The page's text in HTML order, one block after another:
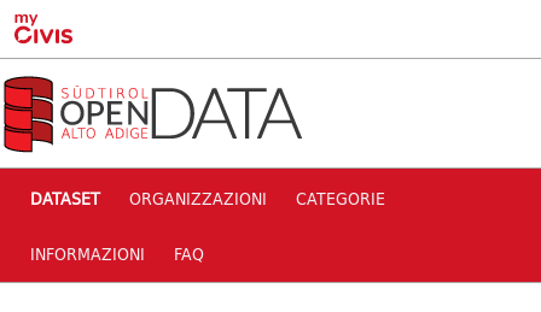
Skip to main content
DATASET ORGANIZZAZIONI CATEGORIE
INFORMAZIONI FAQ